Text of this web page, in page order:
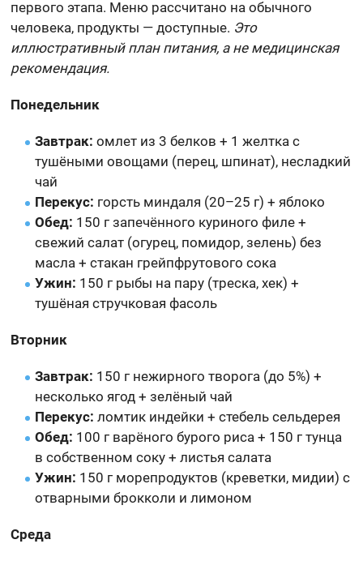
первого этапа. Меню рассчитано на обычного
человека, продукты — доступные. Это
иллюстративный план питания, а не медицинская
рекомендация.
Понедельник
Завтрак: омлет из 3 белков + 1 желтка с
тушёными овощами (перец, шпинат), несладкий
чай
Перекус: горсть миндаля (20–25 г) + яблоко
Обед: 150 г запечённого куриного филе +
свежий салат (огурец, помидор, зелень) без
масла + стакан грейпфрутового сока
Ужин: 150 г рыбы на пару (треска, хек) +
тушёная стручковая фасоль
Вторник
Завтрак: 150 г нежирного творога (до 5%) +
несколько ягод + зелёный чай
Перекус: ломтик индейки + стебель сельдерея
Обед: 100 г варёного бурого риса + 150 г тунца
в собственном соку + листья салата
Ужин: 150 г морепродуктов (креветки, мидии) с
отварными брокколи и лимоном
Среда